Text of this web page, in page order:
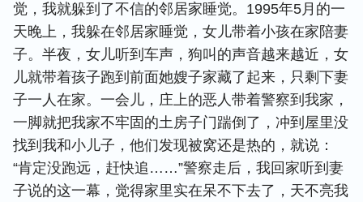
觉，我就躲到了不信的邻居家睡觉。1995年5月的一
天晚上，我躲在邻居家睡觉，女儿带着小孩在家陪妻
子。半夜，女儿听到车声，狗叫的声音越来越近，女
儿就带着孩子跑到前面她嫂子家藏了起来，只剩下妻
子一人在家。一会儿，庄上的恶人带着警察到我家，
一脚就把我家不牢固的土房子门踹倒了，冲到屋里没
找到我和小儿子，他们发现被窝还是热的，就说：
“肯定没跑远，赶快追……”警察走后，我回家听到妻
子说的这一幕，觉得家里实在呆不下去了，天不亮我